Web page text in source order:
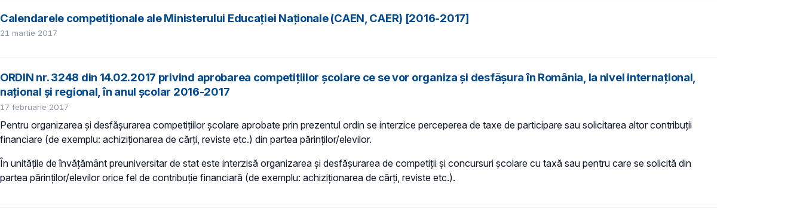
Calendarele competiționale ale Ministerului Educației Naționale (CAEN, CAER) [2016-2017]
21 martie 2017
ORDIN nr. 3248 din 14.02.2017 privind aprobarea competițiilor școlare ce se vor organiza și desfășura în România, la nivel internațional,
național și regional, în anul școlar 2016-2017
17 februarie 2017
Pentru organizarea și desfășurarea competițiilor școlare aprobate prin prezentul ordin se interzice perceperea de taxe de participare sau solicitarea altor contribuții
financiare (de exemplu: achiziționarea de cărți, reviste etc.) din partea părinților/elevilor.
În unitățile de învățământ preuniversitar de stat este interzisă organizarea și desfășurarea de competiții și concursuri școlare cu taxă sau pentru care se solicită din
partea părinților/elevilor orice fel de contribuție financiară (de exemplu: achiziționarea de cărți, reviste etc.).